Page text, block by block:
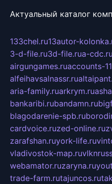
Актуальный каталог
133chel.ru13autor-
3-d-file.ru3d-file.rua-cdc.ru
airgungames.ruaccounts-
alfeihavsalnassr.ru
aria-family.ruarkrym.ru
bankaribi.rubandamn.ru
blagodarenie-spb.ru
cardvoice.ruzed-online.ru
zarafshan.ruyork-life.ru
vladivostok-map.ru
webamator.ruzaryna.ru
trade-farm.rutajuncos.ru